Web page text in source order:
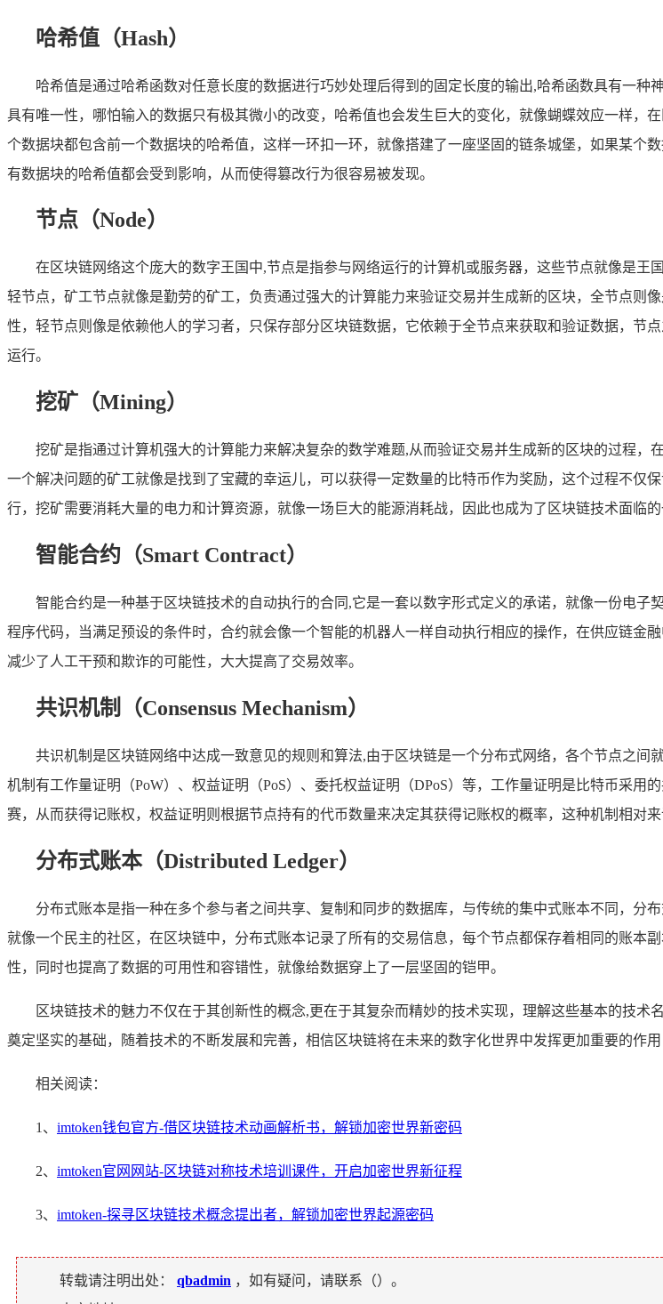
哈希值（Hash）
哈希值是通过哈希函数对任意长度的数据进行巧妙处理后得到的固定长度的输出,哈希函数具有一
具有唯一性，哪怕输入的数据只有极其微小的改变，哈希值也会发生巨大的变化，就像蝴蝶效应一样，
个数据块都包含前一个数据块的哈希值，这样一环扣一环，就像搭建了一座坚固的链条城堡，如果某个
有数据块的哈希值都会受到影响，从而使得篡改行为很容易被发现。
节点（Node）
在区块链网络这个庞大的数字王国中,节点是指参与网络运行的计算机或服务器，这些节点就像是
轻节点，矿工节点就像是勤劳的矿工，负责通过强大的计算能力来验证交易并生成新的区块，全节点则
性，轻节点则像是依赖他人的学习者，只保存部分区块链数据，它依赖于全节点来获取和验证数据，节
运行。
挖矿（Mining）
挖矿是指通过计算机强大的计算能力来解决复杂的数学难题,从而验证交易并生成新的区块的过程
一个解决问题的矿工就像是找到了宝藏的幸运儿，可以获得一定数量的比特币作为奖励，这个过程不仅
行，挖矿需要消耗大量的电力和计算资源，就像一场巨大的能源消耗战，因此也成为了区块链技术面临的
智能合约（Smart Contract）
智能合约是一种基于区块链技术的自动执行的合同,它是一套以数字形式定义的承诺，就像一份电
程序代码，当满足预设的条件时，合约就会像一个智能的机器人一样自动执行相应的操作，在供应链金
减少了人工干预和欺诈的可能性，大大提高了交易效率。
共识机制（Consensus Mechanism）
共识机制是区块链网络中达成一致意见的规则和算法,由于区块链是一个分布式网络，各个节点之
机制有工作量证明（PoW）、权益证明（PoS）、委托权益证明（DPoS）等，工作量证明是比特币采
赛，从而获得记账权，权益证明则根据节点持有的代币数量来决定其获得记账权的概率，这种机制相对
分布式账本（Distributed Ledger）
分布式账本是指一种在多个参与者之间共享、复制和同步的数据库，与传统的集中式账本不同，分
就像一个民主的社区，在区块链中，分布式账本记录了所有的交易信息，每个节点都保存着相同的账本
性，同时也提高了数据的可用性和容错性，就像给数据穿上了一层坚固的铠甲。
区块链技术的魅力不仅在于其创新性的概念,更在于其复杂而精妙的技术实现，理解这些基本的技
奠定坚实的基础，随着技术的不断发展和完善，相信区块链将在未来的数字化世界中发挥更加重要的作
相关阅读：
1、 imtoken钱包官方-借区块链技术动画解析书，解锁加密世界新密码
2、 imtoken官网网站-区块链对称技术培训课件，开启加密世界新征程
3、 imtoken-探寻区块链技术概念提出者，解锁加密世界起源密码
转载请注明出处： qbadmin ，如有疑问，请联系（）。